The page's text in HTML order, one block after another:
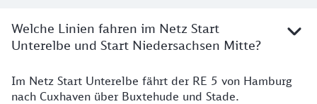
Welche Linien fahren im Netz Start
Unterelbe und Start Niedersachsen Mitte?
Details
Im Netz Start Unterelbe fährt der RE 5 von Hamburg
nach Cuxhaven über Buxtehude und Stade.